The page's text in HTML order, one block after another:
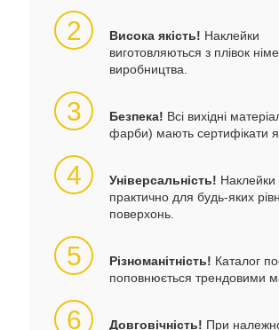
2 Висока якість! Наклейки
виготовляються з плівок
виробництва.
3 Безпека! Всі вихідні
фарби) мають сертифікати
4 Універсальність! Наклейки
практично для будь-яких
поверхонь.
5 Різноманітність! Каталог
поповнюється трендовими
6 Довговічність! При